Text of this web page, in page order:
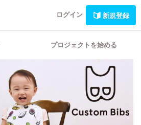
ログイン 新規登録
プロジェクトを始める